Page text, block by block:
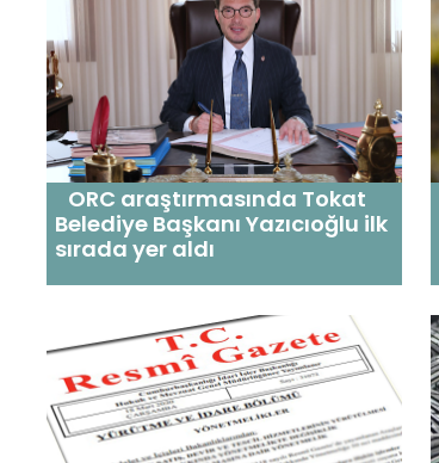
ORC araştırmasında Tokat
Belediye Başkanı Yazıcıoğlu ilk
sırada yer aldı